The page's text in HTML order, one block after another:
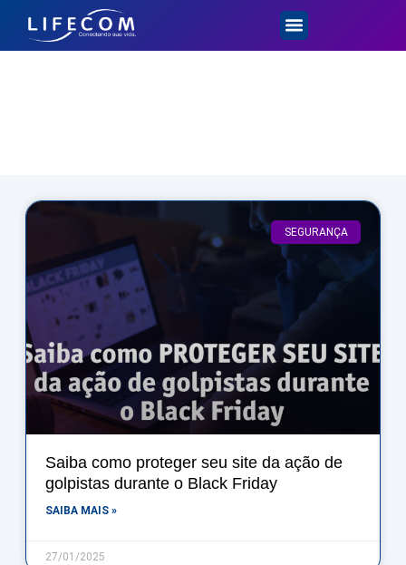
SEGURANÇA
Saiba como proteger seu site da ação de
golpistas durante o Black Friday
SAIBA MAIS »
27/01/2025